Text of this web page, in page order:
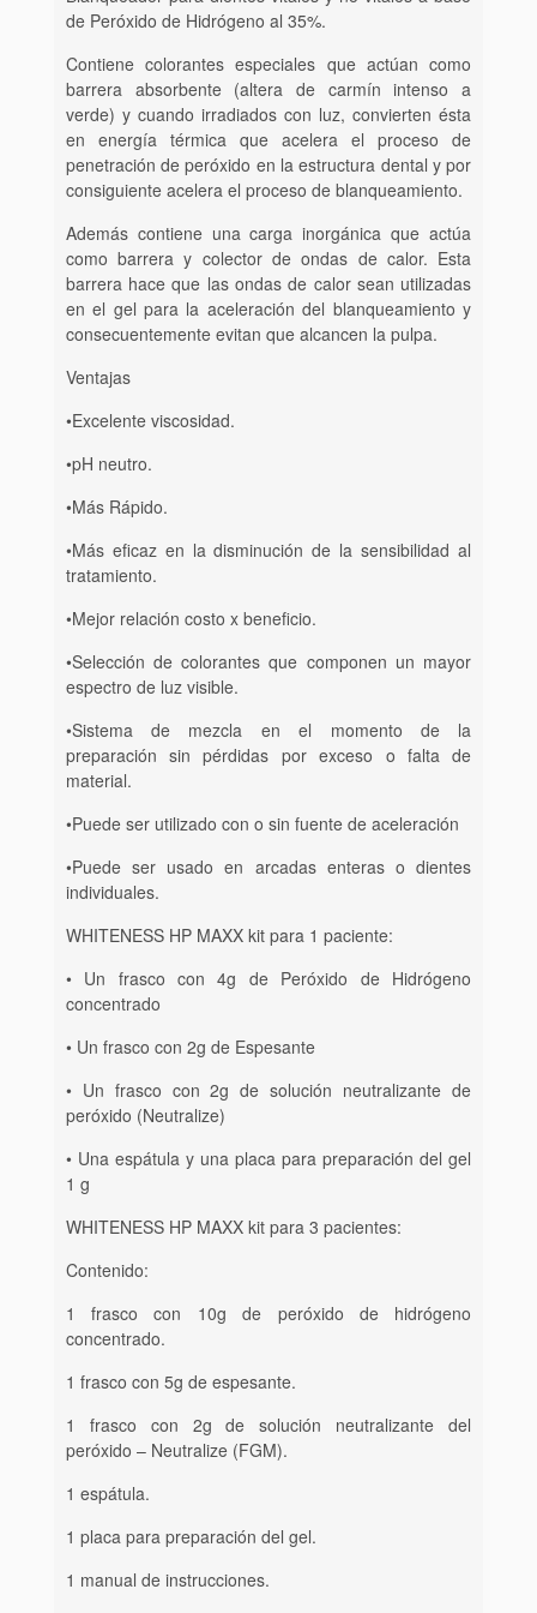
35%
cantidad
de Peróxido de Hidrógeno al 35%.
Contiene colorantes especiales que actúan como
barrera absorbente (altera de carmín intenso a
verde) y cuando irradiados con luz, convierten ésta
en energía térmica que acelera el proceso de
penetración de peróxido en la estructura dental y por
consiguiente acelera el proceso de blanqueamiento.
Además contiene una carga inorgánica que actúa
como barrera y colector de ondas de calor. Esta
barrera hace que las ondas de calor sean utilizadas
en el gel para la aceleración del blanqueamiento y
consecuentemente evitan que alcancen la pulpa.
Ventajas
•Excelente viscosidad.
•pH neutro.
•Más Rápido.
•Más eficaz en la disminución de la sensibilidad al
tratamiento.
•Mejor relación costo x beneficio.
•Selección de colorantes que componen un mayor
espectro de luz visible.
•Sistema de mezcla en el momento de la
preparación sin pérdidas por exceso o falta de
material.
•Puede ser utilizado con o sin fuente de aceleración
•Puede ser usado en arcadas enteras o dientes
individuales.
WHITENESS HP MAXX kit para 1 paciente:
• Un frasco con 4g de Peróxido de Hidrógeno
concentrado
• Un frasco con 2g de Espesante
• Un frasco con 2g de solución neutralizante de
peróxido (Neutralize)
• Una espátula y una placa para preparación del gel
1 g
WHITENESS HP MAXX kit para 3 pacientes:
Contenido:
1 frasco con 10g de peróxido de hidrógeno
concentrado.
1 frasco con 5g de espesante.
1 frasco con 2g de solución neutralizante del
peróxido – Neutralize (FGM).
1 espátula.
1 placa para preparación del gel.
1 manual de instrucciones.